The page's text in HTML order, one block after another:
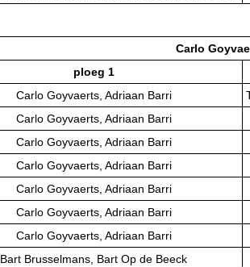
Carlo
ploeg 1
Carlo Goyvaerts, Adriaan Barri
Carlo Goyvaerts, Adriaan Barri
Carlo Goyvaerts, Adriaan Barri
Carlo Goyvaerts, Adriaan Barri
Carlo Goyvaerts, Adriaan Barri
Carlo Goyvaerts, Adriaan Barri
Carlo Goyvaerts, Adriaan Barri
Bart Brusselmans, Bart Op de Beeck